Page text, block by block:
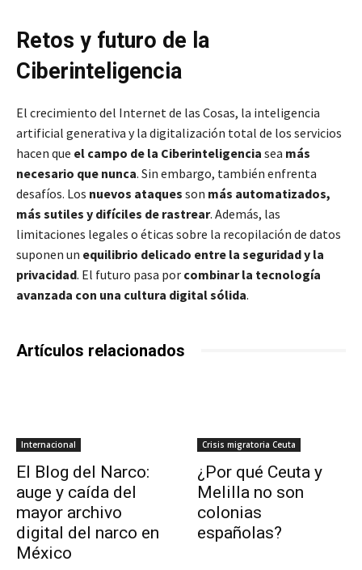
Retos y futuro de la
Ciberinteligencia
El crecimiento del Internet de las Cosas, la inteligencia
artificial generativa y la digitalización total de los servicios
hacen que el campo de la Ciberinteligencia sea más
necesario que nunca. Sin embargo, también enfrenta
desafíos. Los nuevos ataques son más automatizados,
más sutiles y difíciles de rastrear. Además, las
limitaciones legales o éticas sobre la recopilación de datos
suponen un equilibrio delicado entre la seguridad y la
privacidad. El futuro pasa por combinar la tecnología
avanzada con una cultura digital sólida.
Artículos relacionados
Internacional
El Blog del Narco:
auge y caída del
mayor archivo
digital del narco en
México
Crisis migratoria Ceuta
¿Por qué Ceuta y
Melilla no son
colonias
españolas?